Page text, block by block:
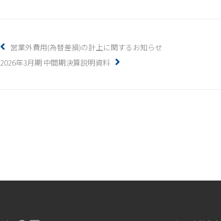
営業外費用(為替差損)の計上に関するお知らせ
2026年3月期 中間期決算説明資料